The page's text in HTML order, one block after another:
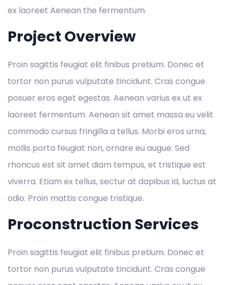
ex laoreet Aenean the fermentum.
Project Overview
Proin sagittis feugiat elit finibus pretium. Donec et
tortor non purus vulputate tincidunt. Cras congue
posuer eros eget egestas. Aenean varius ex ut ex
laoreet fermentum. Aenean sit amet massa eu velit
commodo cursus fringilla a tellus. Morbi eros urna,
mollis porta feugiat non, ornare eu augue. Sed
rhoncus est sit amet diam tempus, et tristique est
viverra. Etiam ex tellus, sectur at dapibus id, luctus at
odio. Proin mattis congue tristique.
Proconstruction Services
Proin sagittis feugiat elit finibus pretium. Donec et
tortor non purus vulputate tincidunt. Cras congue